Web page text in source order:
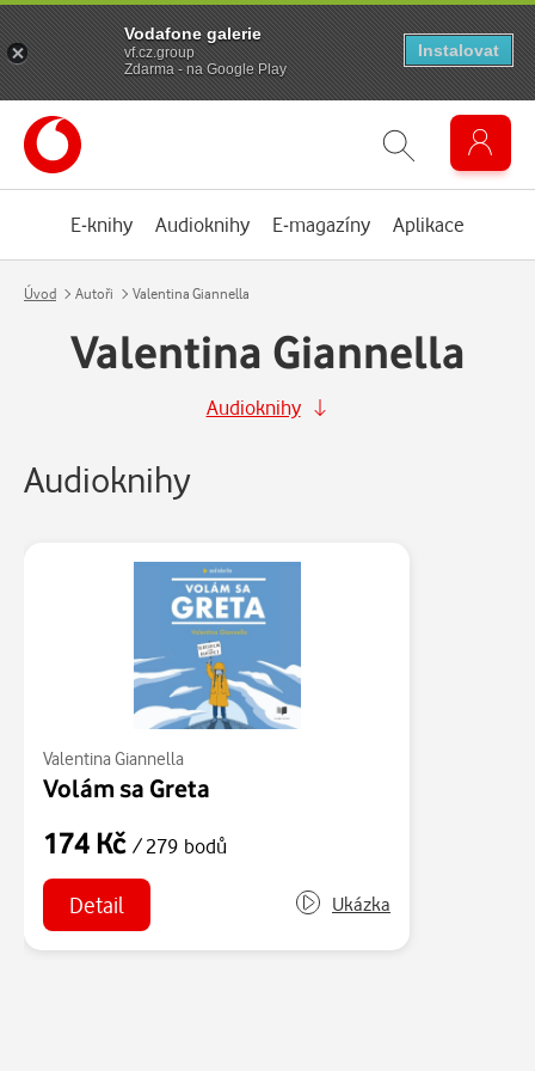
E-knihy Audioknihy E-magazíny Aplikace
Úvod Autoři Valentina Giannella
Valentina Giannella
Audioknihy
Audioknihy
Valentina Giannella
Volám sa Greta
174 Kč / 279 bodů
Detail Ukázka
Vodafone galerie
vf.cz.group
Zdarma - na Google Play
Instalovat